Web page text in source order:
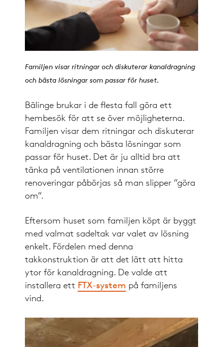
Familjen visar ritningar och diskuterar kanaldragning
och bästa lösningar som passar för huset.
Bälinge brukar i de flesta fall göra ett
hembesök för att se över möjligheterna.
Familjen visar dem ritningar och diskuterar
kanaldragning och bästa lösningar som
passar för huset. Det är ju alltid bra att
tänka på ventilationen innan större
renoveringar påbörjas så man slipper ”göra
om”.
Eftersom huset som familjen köpt är byggt
med valmat sadeltak var valet av lösning
enkelt. Fördelen med denna
takkonstruktion är att det lätt att hitta
ytor för kanaldragning. De valde att
installera ett FTX-system på familjens
vind.